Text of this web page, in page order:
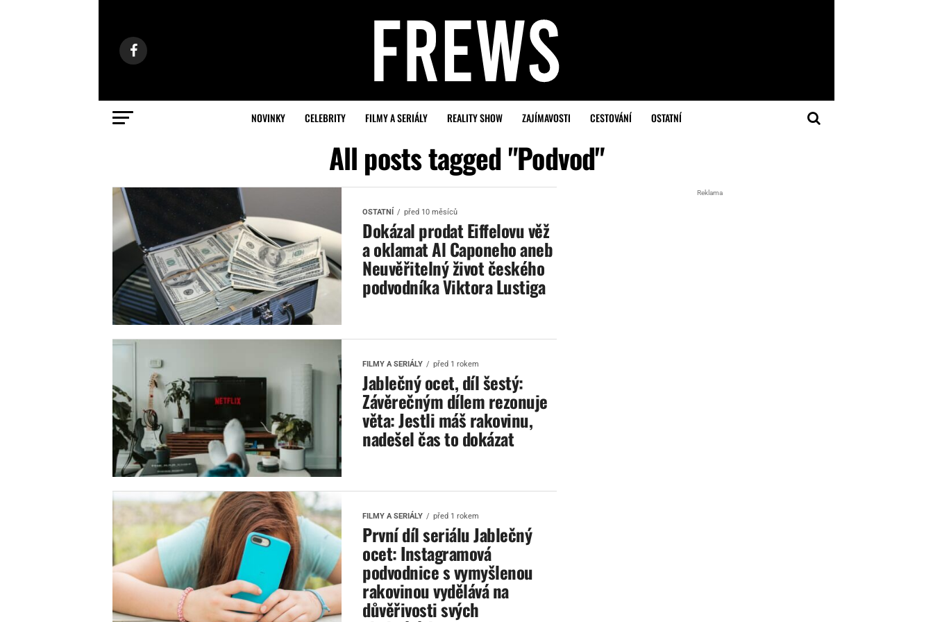
NOVINKY CELEBRITY FILMY A SERIÁLY REALITY SHOW ZAJÍMAVOSTI CESTOVÁNÍ OSTATNÍ
All posts tagged "Podvod"
OSTATNÍ před 10 měsíců
Dokázal prodat Eiffelovu věž
a oklamat Al Caponeho aneb
Neuvěřitelný život českého
podvodníka Viktora Lustiga
FILMY A SERIÁLY před 1 rokem
Jablečný ocet, díl šestý:
Závěrečným dílem rezonuje
věta: Jestli máš rakovinu,
nadešel čas to dokázat
FILMY A SERIÁLY před 1 rokem
První díl seriálu Jablečný
ocet: Instagramová
podvodnice s vymyšlenou
rakovinou vydělává na
důvěřivosti svých
Reklama